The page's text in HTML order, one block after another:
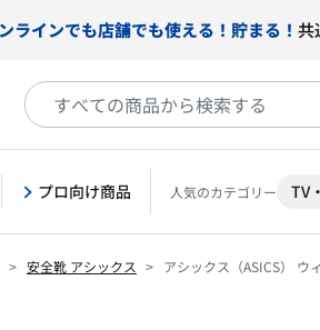
ラインでも店舗でも使える！貯まる！ 共
プロ向け商品 人気のカテゴリー TV
安全靴 アシックス アシックス（ASICS）